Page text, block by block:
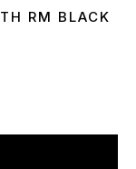
RM BLACK